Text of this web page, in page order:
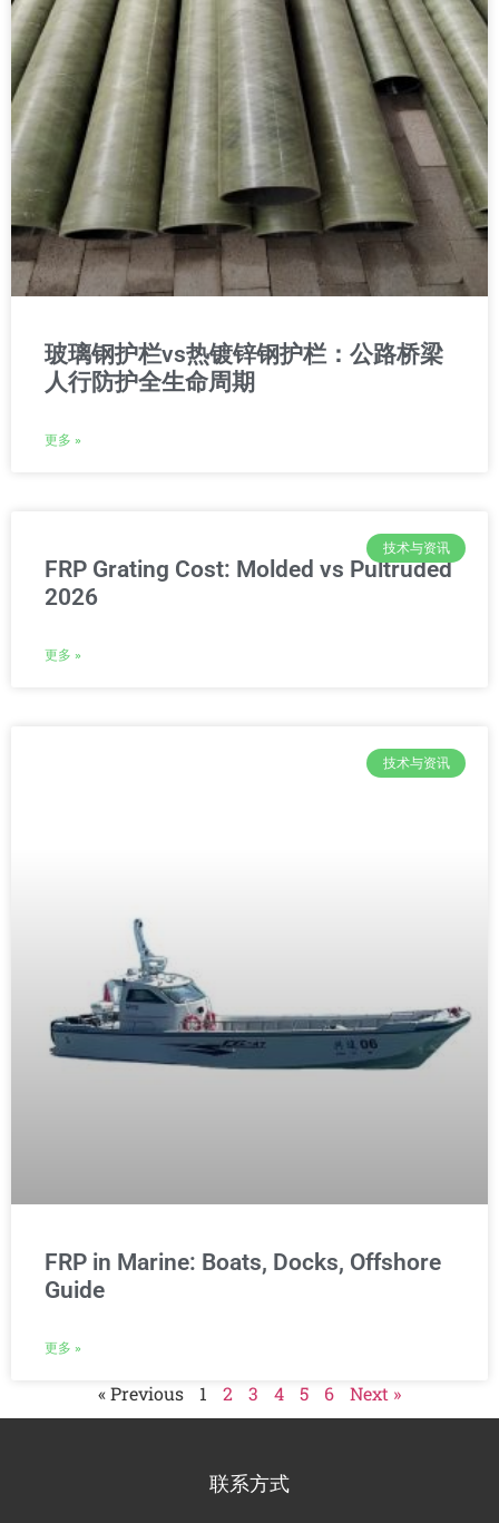
玻璃钢护栏vs热镀锌钢护栏：公路桥梁
人行防护全生命周期
更多 »
技术与资讯
FRP Grating Cost: Molded vs Pultruded
2026
更多 »
技术与资讯
FRP in Marine: Boats, Docks, Offshore
Guide
更多 »
« Previous 1 2 3 4 5 6 Next »
联系方式